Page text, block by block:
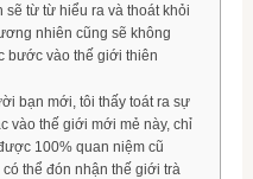
sẽ từ từ hiểu ra và thoát khỏi
nhiên cũng sẽ không
bước vào thế giới thiên
bạn mới, tôi thấy toát ra sự
vào thế giới mới mẻ này, chỉ
100% quan niệm cũ
thể đón nhận thế giới trà